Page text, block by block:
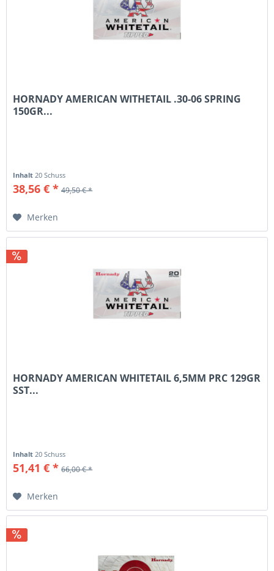
HORNADY AMERICAN WITHETAIL .30-06 SPRING
150GR...
Inhalt 20 Schuss
38,56 € * 49,50 € *
Merken
HORNADY AMERICAN WHITETAIL 6,5MM PRC 129GR
SST...
Inhalt 20 Schuss
51,41 € * 66,00 € *
Merken